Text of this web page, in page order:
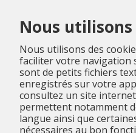
Nous utilisons
Nous utilisons des
faciliter votre navigation
sont de petits fichiers
enregistrés sur votre
consultez un site
permettent notamment
langue ainsi que
nécessaires au bon